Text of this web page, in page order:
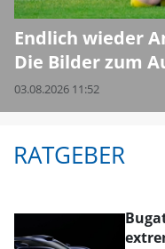
Endlich wieder
Die Bilder zum
03.08.2026 11:52
RATGEBER